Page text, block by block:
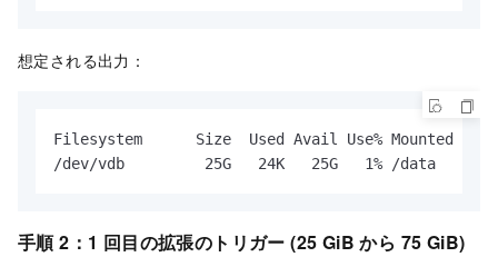
想定される出力：
Filesystem      Size  Used Avail Use% Mounted on
/dev/vdb         25G   24K   25G   1% /data
手順 2：1 回目の拡張のトリガー (25 GiB から 75 GiB)